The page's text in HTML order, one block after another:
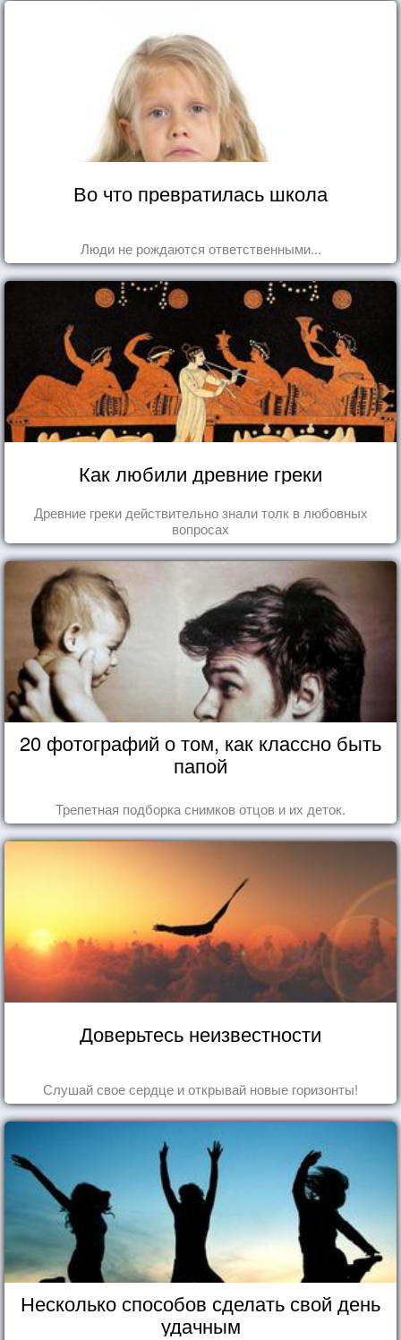
Во что превратилась школа
Люди не рождаются ответственными...
Как любили древние греки
Древние греки действительно знали толк в любовных
вопросах
20 фотографий о том, как классно быть
папой
Трепетная подборка снимков отцов и их деток.
Доверьтесь неизвестности
Слушай свое сердце и открывай новые горизонты!
Несколько способов сделать свой день
удачным